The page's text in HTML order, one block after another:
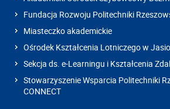
Fundacja Rozwoju Politechniki
Miasteczko akademickie
Ośrodek Kształcenia Lotniczego w
Sekcja ds. e-Learningu i Kształcenia
Stowarzyszenie Wsparcia Politechniki
CONNECT